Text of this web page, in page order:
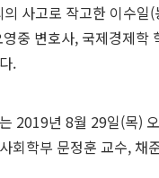
사고로 작고한 이수일
중 변호사, 국제경제
.
2019년 8월 29일(목)
회학부 문정훈 교수, 채